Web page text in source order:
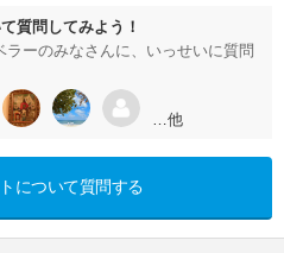
質問してみよう！
ーのみなさんに、いっせいに質問
…他
について質問する